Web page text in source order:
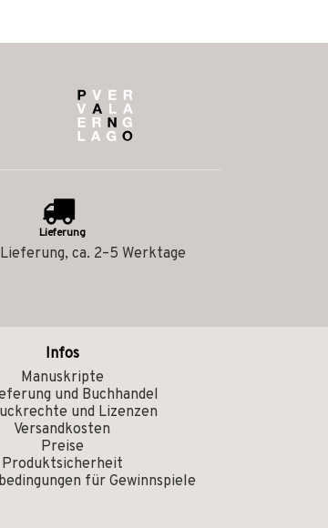
Lieferung
ca. 2–5 Werktage
Infos
Manuskripte
und Buchhandel
und Lizenzen
Versandkosten
Preise
Produktsicherheit
für Gewinnspiele